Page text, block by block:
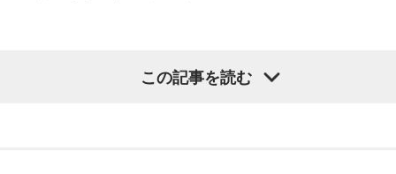
放送日時：TOKYO FM／FM 大阪 毎週日曜 22:00～22:25、エ
フエム山陰 毎週土曜 12:30～12:55
やっぱり、この世に生きている限りは、フィジカルなことっ
山奥の大きなダムを見学しているあなた。
この記事を読む